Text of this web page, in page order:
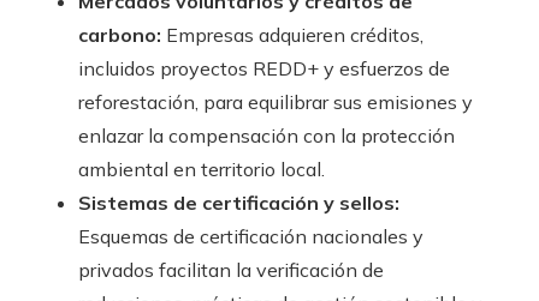
carbono: Empresas adquieren créditos,
incluidos proyectos REDD+ y esfuerzos de
reforestación, para equilibrar sus emisiones y
enlazar la compensación con la protección
ambiental en territorio local.
Sistemas de certificación y sellos:
Esquemas de certificación nacionales y
privados facilitan la verificación de